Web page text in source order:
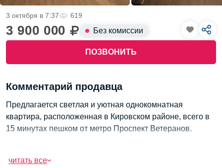
3 900 000 Без комиссии
ПОЗВОНИТЬ
3 октября в 7:37 619
Комментарий продавца
Предлагается светлая и уютная однокомнатная
квартира, расположенная в Кировском районе, всего в
15 минутах пешком от метро Проспект Ветеранов.
она находится на третьем этаже современного 12-
читать все